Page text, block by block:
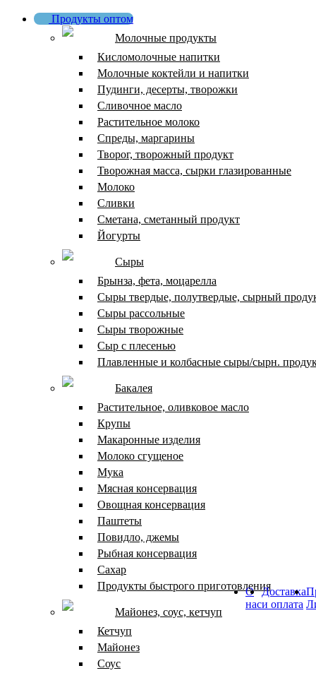
Продукты оптом
Молочные продукты
Кисломолочные напитки
Молочные коктейли и напитки
Пудинги, десерты, творожки
Сливочное масло
Растительное молоко
Спреды, маргарины
Творог, творожный продукт
Творожная масса, сырки глазированные
Молоко
Сливки
Сметана, сметанный продукт
Йогурты
Сыры
Брынза, фета, моцарелла
Сыры твердые, полутвердые, сырный
Сыры рассольные
Сыры творожные
Сыр с плесенью
Плавленные и колбасные сыры/сырн.
Бакалея
Растительное, оливковое масло
Крупы
Макаронные изделия
Молоко сгущеное
Мука
Мясная консервация
Овощная консервация
Паштеты
Повидло, джемы
Рыбная консервация
Сахар
Продукты быстрого приготовления
Майонез, соус, кетчуп
Кетчуп
Майонез
Соус
О
нас
Доставка
и оплата